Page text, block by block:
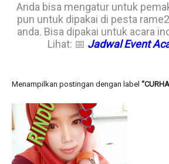
Anda bisa mengatur untuk
pun untuk dipakai di pesta
anda. Bisa dipakai untuk acara
Lihat: 📅 Jadwal Event
Menampilkan postingan dengan label